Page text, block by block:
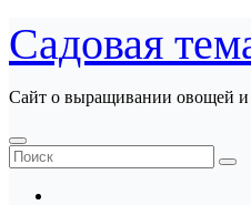
Перейти
к
содержанию
Садовая
Сайт о выращивании овощей и